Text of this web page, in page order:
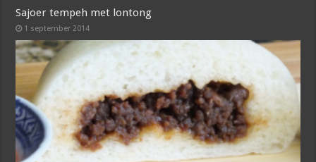
Sajoer tempeh met lontong
1 september 2014